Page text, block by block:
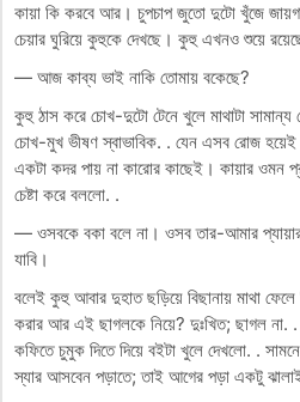
কায়া কি করবে আর। চুপচাপ জুতো দুটো খুঁজে
চেয়ার ঘুরিয়ে কুহুকে দেখছে। কুহু এখনও শুয়ে
— আজ কাব্য ভাই নাকি তোমায় বকেছে?
কুহু ঠাস করে চোখ-দুটো টেনে খুলে মাথাটা সামান্য
চোখ-মুখ ভীষণ স্বাভাবিক. . যেন এসব রোজ
একটা কদর পায় না কারোর কাছেই। কায়ার ওমন
চেষ্টা করে বললো. .
— ওসবকে বকা বলে না। ওসব তার-আমার
যাবি।
বলেই কুহু আবার দুহাত ছড়িয়ে বিছানায় মাথা
করার আর এই ছাগলকে নিয়ে? দুঃখিত; ছাগল না.
কফিতে চুমুক দিতে দিয়ে বইটা খুলে দেখলো. .
স্যার আসবেন পড়াতে; তাই আগের পড়া একটু